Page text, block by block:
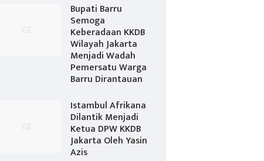
Bupati Barru
Semoga
Keberadaan KKDB
Wilayah Jakarta
Menjadi Wadah
Pemersatu Warga
Barru Dirantauan
Istambul Afrikana
Dilantik Menjadi
Ketua DPW KKDB
Jakarta Oleh Yasin
Azis